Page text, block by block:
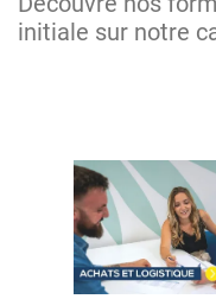
initiale sur notre
Image